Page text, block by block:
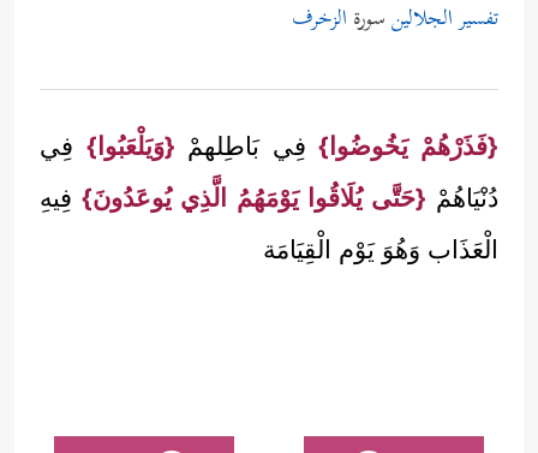
تفسير الجلالينسورة الزخرف
{فَذَرْهُمْ يَخُوضُوا}فِي بَاطِلهمْ {وَيَلْعَبُوا} فِي
دُنْيَاهُمْ {حَتَّى يُلَاقُوا يَوْمَهُمُ الَّذِي يُوعَدُونَ}فِيهِ
الْعَذَاب وَهُوَ يَوْم الْقِيَامَة